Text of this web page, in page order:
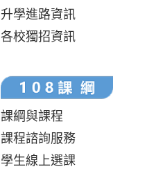
升學進路資訊
各校獨招資訊
課綱與課程
課程諮詢服務
學生線上選課